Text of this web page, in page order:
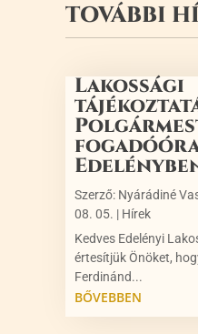
TOVÁBBI
Lakossági
Szerző: Nyárádiné
08. 05. | Hírek
Kedves Edelényi
értesítjük Önöket,
Ferdinánd...
BŐVEBBEN